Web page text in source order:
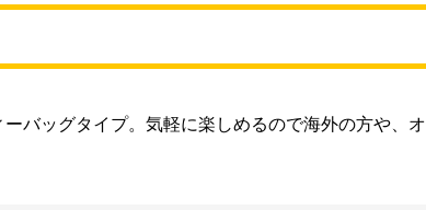
バッグタイプ。気軽に楽しめるので海外の方や、オ